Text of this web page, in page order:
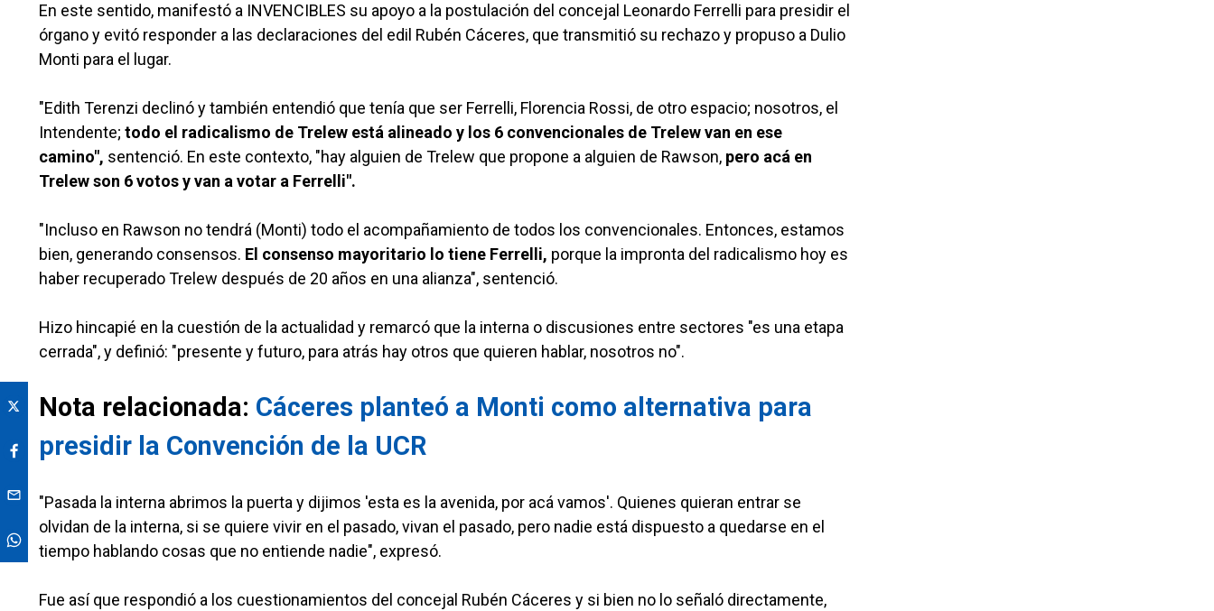
En este sentido, manifestó a INVENCIBLES su apoyo a la postulación del concejal Leonardo Ferrelli para presidir el
órgano y evitó responder a las declaraciones del edil Rubén Cáceres, que transmitió su rechazo y propuso a Dulio
Monti para el lugar.
"Edith Terenzi declinó y también entendió que tenía que ser Ferrelli, Florencia Rossi, de otro espacio; nosotros, el
Intendente; todo el radicalismo de Trelew está alineado y los 6 convencionales de Trelew van en ese
camino", sentenció. En este contexto, "hay alguien de Trelew que propone a alguien de Rawson, pero acá en
Trelew son 6 votos y van a votar a Ferrelli".
"Incluso en Rawson no tendrá (Monti) todo el acompañamiento de todos los convencionales. Entonces, estamos
bien, generando consensos. El consenso mayoritario lo tiene Ferrelli, porque la impronta del radicalismo hoy es
haber recuperado Trelew después de 20 años en una alianza", sentenció.
Hizo hincapié en la cuestión de la actualidad y remarcó que la interna o discusiones entre sectores "es una etapa
cerrada", y definió: "presente y futuro, para atrás hay otros que quieren hablar, nosotros no".
Nota relacionada: Cáceres planteó a Monti como alternativa para
presidir la Convención de la UCR
"Pasada la interna abrimos la puerta y dijimos 'esta es la avenida, por acá vamos'. Quienes quieran entrar se
olvidan de la interna, si se quiere vivir en el pasado, vivan el pasado, pero nadie está dispuesto a quedarse en el
tiempo hablando cosas que no entiende nadie", expresó.
Fue así que respondió a los cuestionamientos del concejal Rubén Cáceres y si bien no lo señaló directamente,